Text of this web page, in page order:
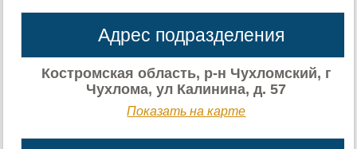
Адрес подразделения
Костромская область, р-н Чухломский, г
Чухлома, ул Калинина, д. 57
Показать на карте